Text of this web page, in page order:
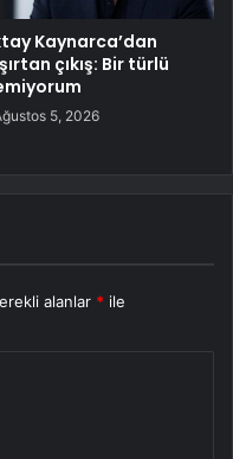
Kaynarca’dan
çıkış: Bir türlü
5, 2026
alanlar * ile